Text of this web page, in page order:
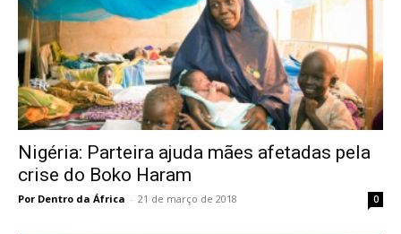
Nigéria: Parteira ajuda mães afetadas pela
crise do Boko Haram
Por Dentro da África - 21 de março de 2018 0